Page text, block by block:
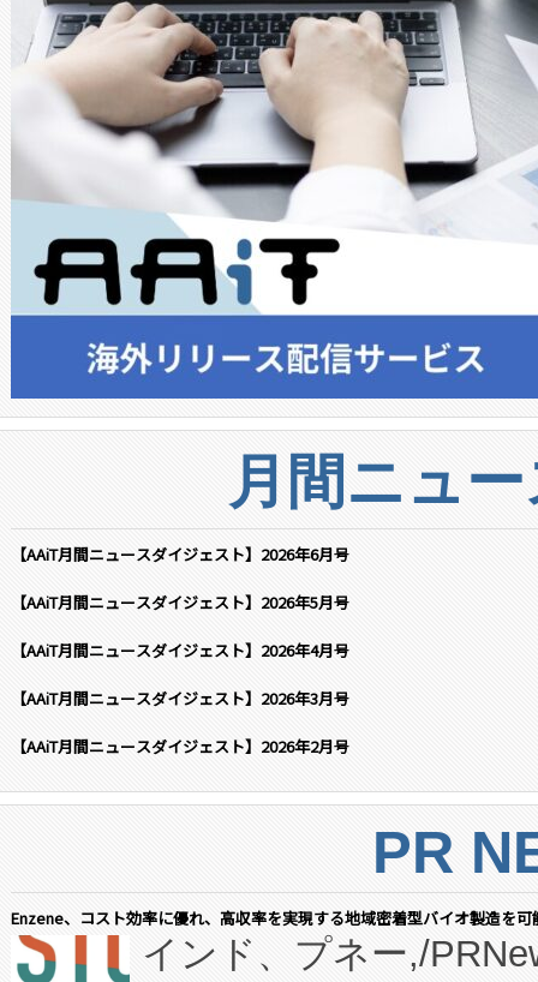
月間ニュ
【AAiT月間ニュースダイジェスト】2026年6月号
【AAiT月間ニュースダイジェスト】2026年5月号
【AAiT月間ニュースダイジェスト】2026年4月号
【AAiT月間ニュースダイジェスト】2026年3月号
【AAiT月間ニュースダイジェスト】2026年2月号
PR
Enzene、コスト効率に優れ、高収率を実現する地域密着型バイオ製造を
インド、プネー,/